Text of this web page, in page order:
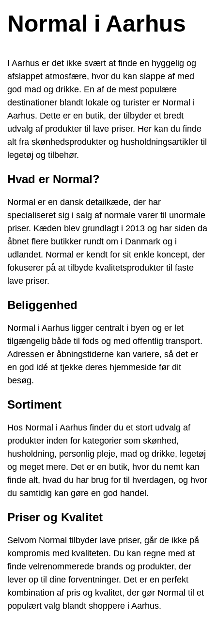
Normal i Aarhus
I Aarhus er det ikke svært at finde en hyggelig og
afslappet atmosfære, hvor du kan slappe af med
god mad og drikke. En af de mest populære
destinationer blandt lokale og turister er Normal i
Aarhus. Dette er en butik, der tilbyder et bredt
udvalg af produkter til lave priser. Her kan du finde
alt fra skønhedsprodukter og husholdningsartikler til
legetøj og tilbehør.
Hvad er Normal?
Normal er en dansk detailkæde, der har
specialiseret sig i salg af normale varer til unormale
priser. Kæden blev grundlagt i 2013 og har siden da
åbnet flere butikker rundt om i Danmark og i
udlandet. Normal er kendt for sit enkle koncept, der
fokuserer på at tilbyde kvalitetsprodukter til faste
lave priser.
Beliggenhed
Normal i Aarhus ligger centralt i byen og er let
tilgængelig både til fods og med offentlig transport.
Adressen er åbningstiderne kan variere, så det er
en god idé at tjekke deres hjemmeside før dit
besøg.
Sortiment
Hos Normal i Aarhus finder du et stort udvalg af
produkter inden for kategorier som skønhed,
husholdning, personlig pleje, mad og drikke, legetøj
og meget mere. Det er en butik, hvor du nemt kan
finde alt, hvad du har brug for til hverdagen, og hvor
du samtidig kan gøre en god handel.
Priser og Kvalitet
Selvom Normal tilbyder lave priser, går de ikke på
kompromis med kvaliteten. Du kan regne med at
finde velrenommerede brands og produkter, der
lever op til dine forventninger. Det er en perfekt
kombination af pris og kvalitet, der gør Normal til et
populært valg blandt shoppere i Aarhus.